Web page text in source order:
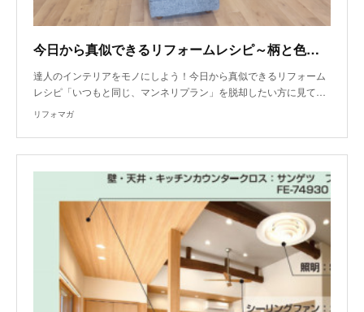
今日から真似できるリフォームレシピ～柄と色の組み合わせ方で決まる 調和とメリハリのある空間
達人のインテリアをモノにしよう！今日から真似できるリフォーム
レシピ「いつもと同じ、マンネリプラン」を脱却したい方に見て…
リフォマガ